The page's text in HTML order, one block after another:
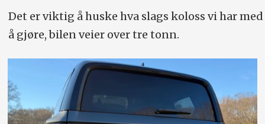
Det er viktig å huske hva slags koloss vi har med
å gjøre, bilen veier over tre tonn.